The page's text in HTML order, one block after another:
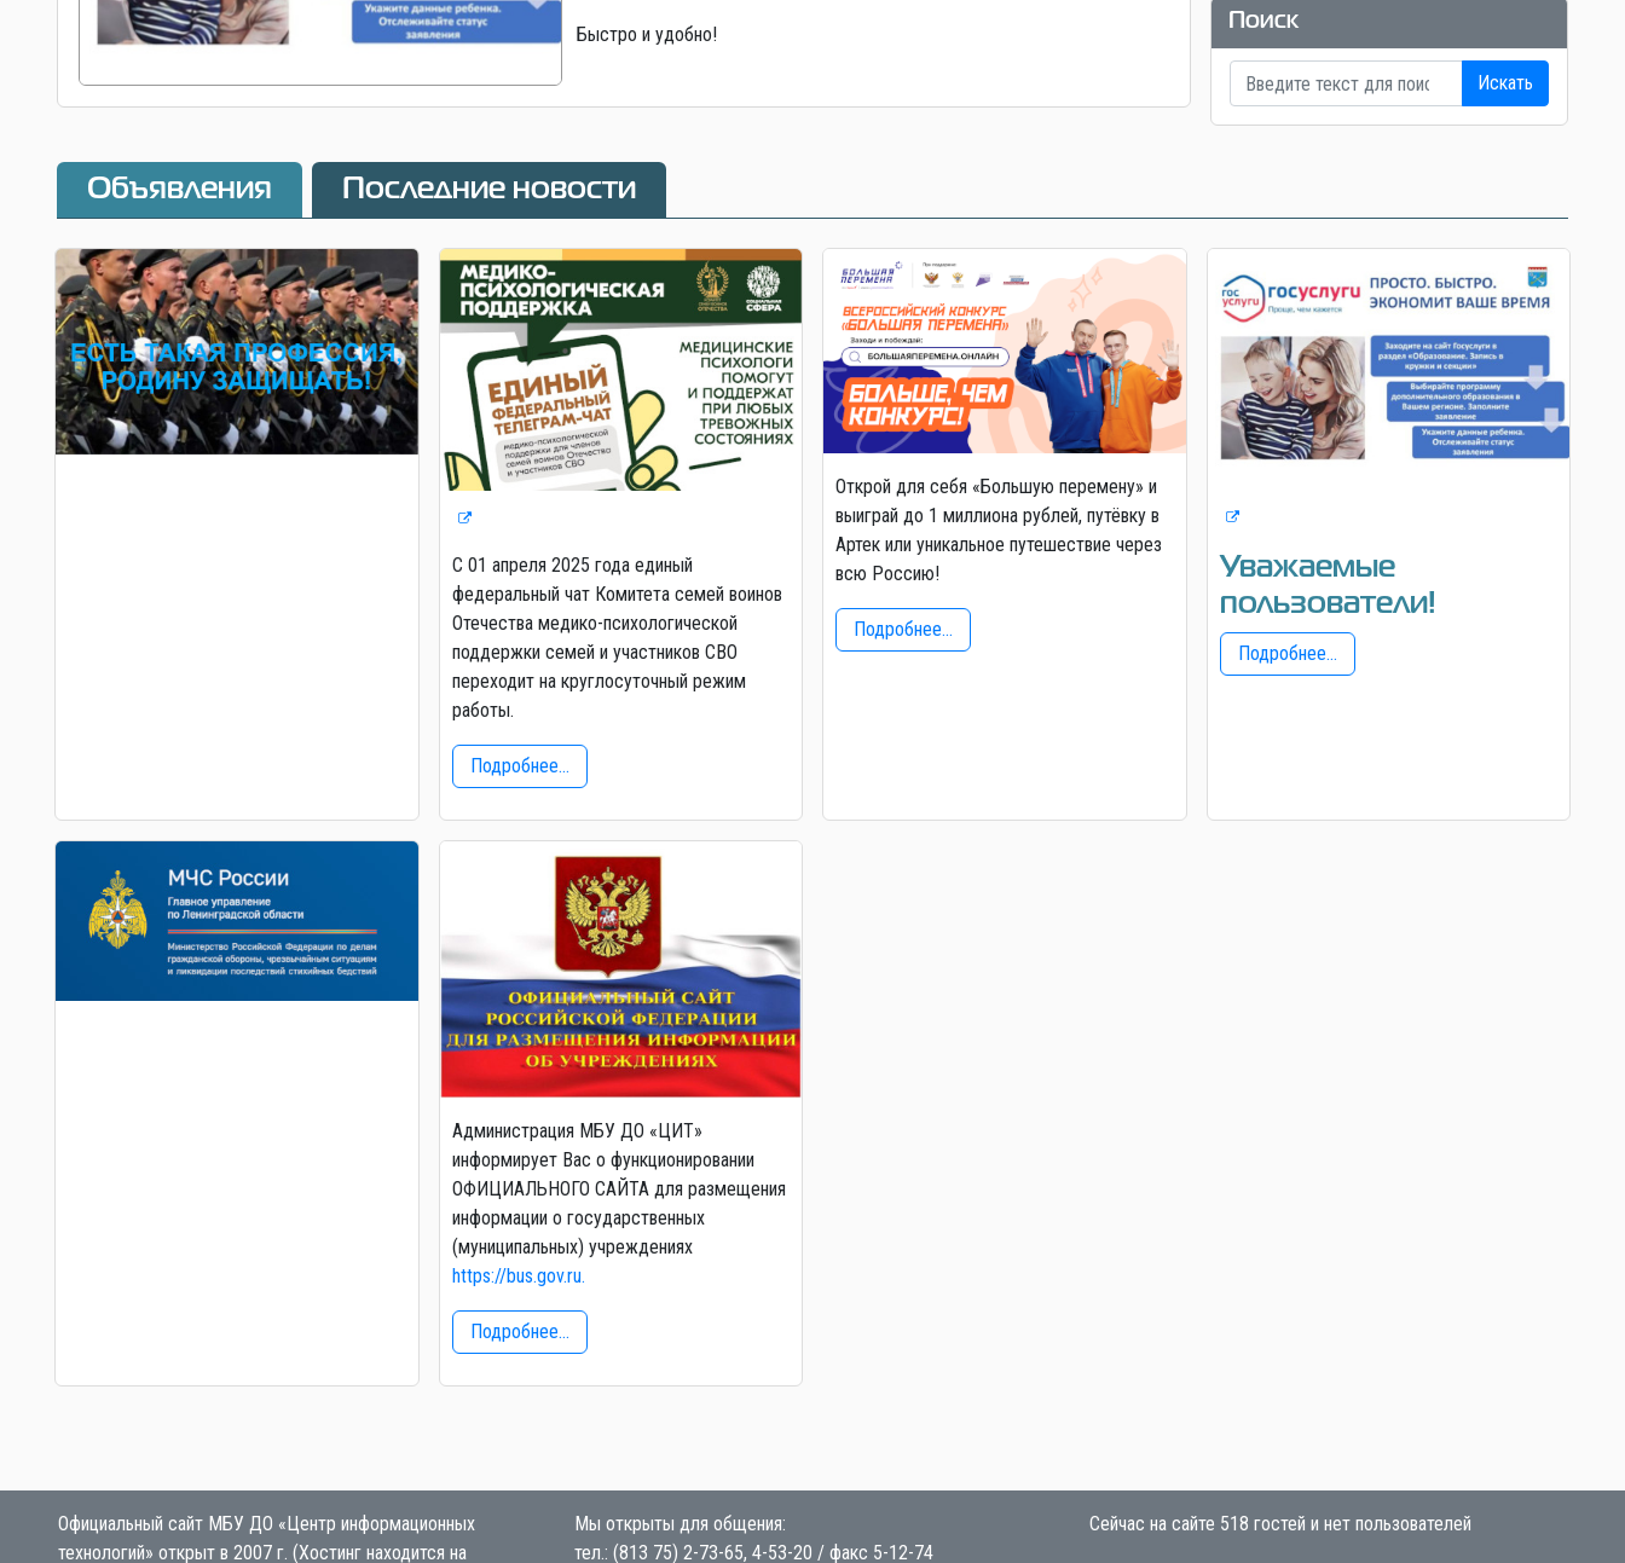
Быстро и удобно!
Поиск
Искать
Объявления Последние новости
С 01 апреля 2025 года единый
федеральный чат Комитета семей воинов
Отечества медико-психологической
поддержки семей и участников СВО
переходит на круглосуточный режим
работы.
Подробнее...
Открой для себя «Большую перемену» и
выиграй до 1 миллиона рублей, путёвку в
Артек или уникальное путешествие через
всю Россию!
Подробнее...
Уважаемые
пользователи!
Подробнее...
Администрация МБУ ДО «ЦИТ»
информирует Вас о функционировании
ОФИЦИАЛЬНОГО САЙТА для размещения
информации о государственных
(муниципальных) учреждениях
https://bus.gov.ru.
Подробнее...
Официальный сайт МБУ ДО «Центр информационных
технологий» открыт в 2007 г. (Хостинг находится на
Мы открыты для общения:
тел.: (813 75) 2-73-65, 4-53-20 / факс 5-12-74
Сейчас на сайте 518 гостей и нет пользователей